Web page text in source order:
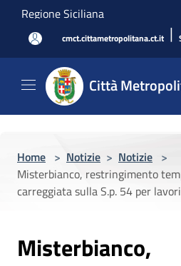
Salta al contenuto principale
Regione Siciliana
cmct.cittametropolitana.ct.it |
Città
Home > Notizie > Notizie >
Misterbianco, restringimento
carreggiata sulla S.p. 54 per
Misterbianco,